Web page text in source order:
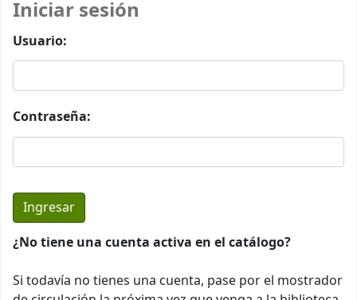
Iniciar sesión
Usuario:
Contraseña:
¿No tiene una cuenta activa en el catálogo?
Si todavía no tienes una cuenta, pase por el mostrador